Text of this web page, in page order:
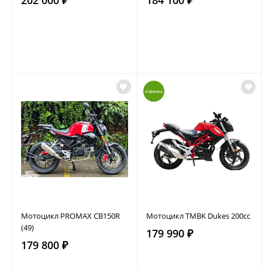
Мотоцикл PROMAX CB150R
(49)
179 800 ₽
НОВИНКА
Мотоцикл TMBK Dukes 200cc
179 990 ₽